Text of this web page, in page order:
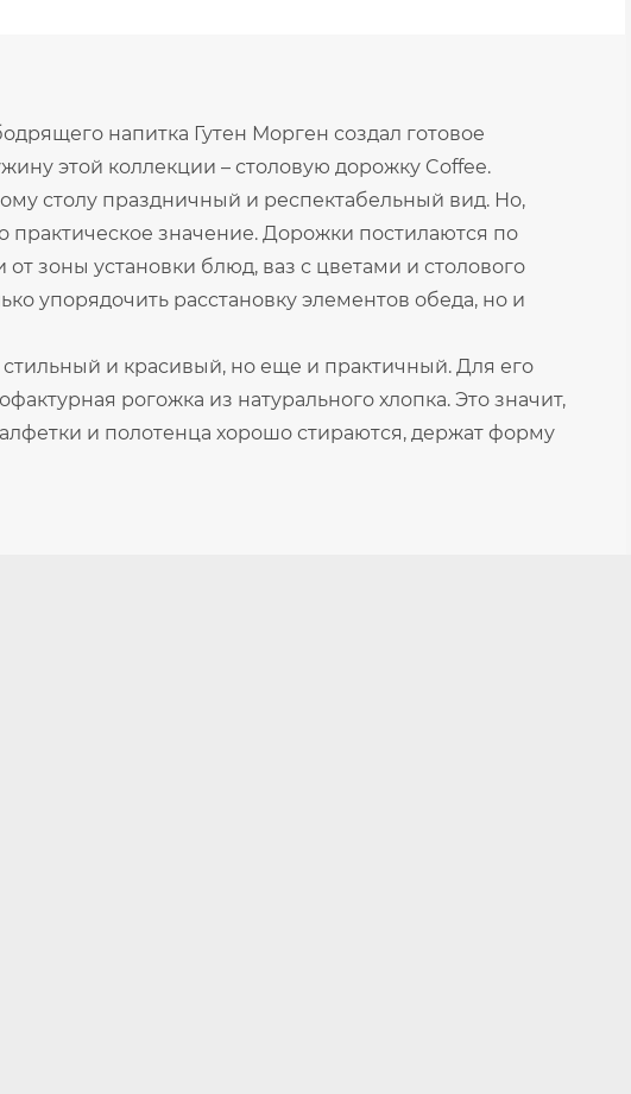
напитка Гутен Морген создал готовое
этой коллекции – столовую дорожку Coffee.
столу праздничный и респектабельный вид. Но,
практическое значение. Дорожки постилаются по
зоны установки блюд, ваз с цветами и столового
упорядочить расстановку элементов обеда, но и
стильный и красивый, но еще и практичный. Для его
рогожка из натурального хлопка. Это значит,
и полотенца хорошо стираются, держат форму